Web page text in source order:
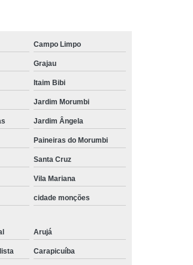
Pequeno
Rack de Data Center
para Data Center
Rack para Data Center
Data Center Metálico
para Rack
de Tomadas 20a
Tomadas com Disjuntor
Campo Limpo
Grajau
Itaim Bibi
Jardim Morumbi
Jardim Ângela
Paineiras do Morumbi
Santa Cruz
Vila Mariana
cidade monções
Arujá
Carapicuíba